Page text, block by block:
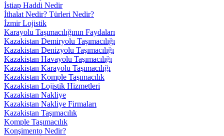
İstiap Haddi Nedir
İthalat Nedir? Türleri Nedir?
İzmir Lojistik
Karayolu Taşımacılığının Faydaları
Kazakistan Demiryolu Taşımacılığı
Kazakistan Denizyolu Taşımacılığı
Kazakistan Havayolu Taşımacılığı
Kazakistan Karayolu Taşımacılığı
Kazakistan Komple Taşımacılık
Kazakistan Lojistik Hizmetleri
Kazakistan Nakliye
Kazakistan Nakliye Firmaları
Kazakistan Taşımacılık
Komple Taşımacılık
Konşimento Nedir?